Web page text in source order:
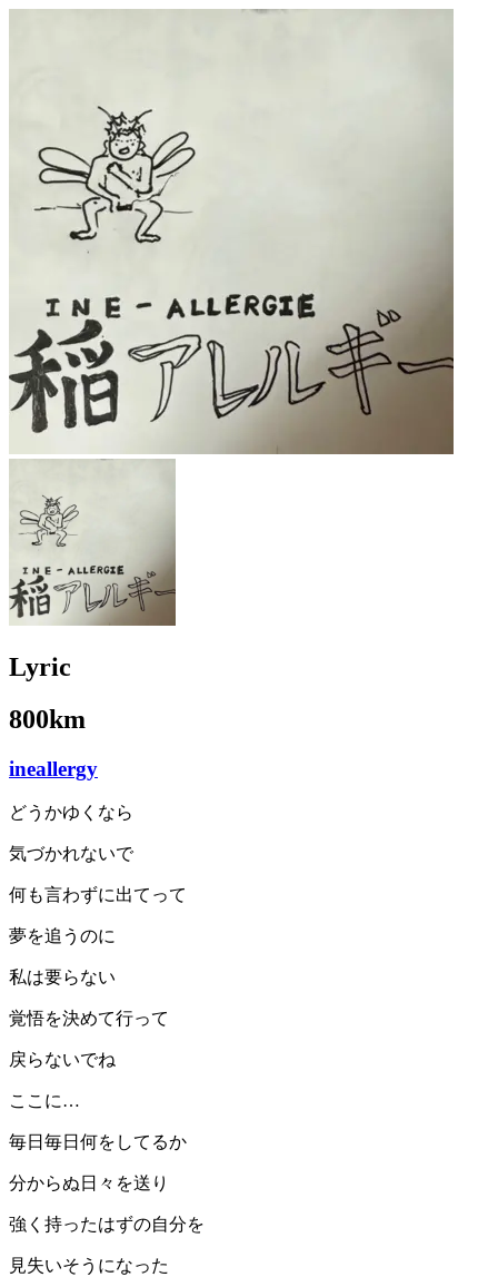
Lyric
800km
ineallergy
どうかゆくなら
気づかれないで
何も言わずに出てって
夢を追うのに
私は要らない
覚悟を決めて行って
戻らないでね
ここに…
毎日毎日何をしてるか
分からぬ日々を送り
強く持ったはずの自分を
見失いそうになった